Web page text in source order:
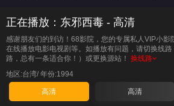
正在播放：东邪西毒 - 高清
感谢朋友们的到访！68影院，您的专属私人VIP小影
在线播放电影电视剧等。如播放有问题，请切换线
路，总有一条适合你！）或更换源站！ 换线路
地区:台湾/ 年份:1994
高清 高清